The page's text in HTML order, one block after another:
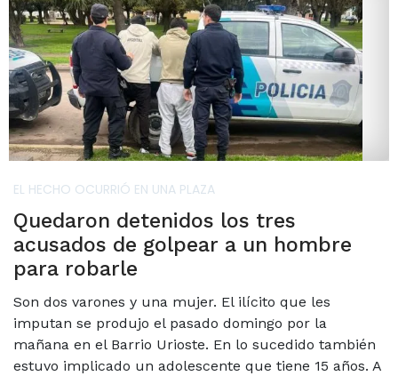
EL HECHO OCURRIÓ EN UNA PLAZA
Quedaron detenidos los tres
acusados de golpear a un hombre
para robarle
Son dos varones y una mujer. El ilícito que les
imputan se produjo el pasado domingo por la
mañana en el Barrio Urioste. En lo sucedido también
estuvo implicado un adolescente que tiene 15 años. A